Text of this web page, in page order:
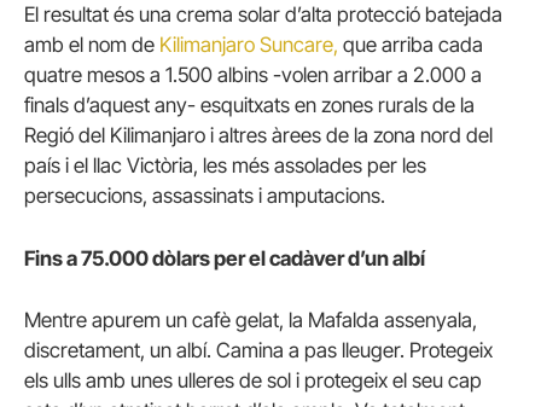
El resultat és una crema solar d’alta protecció batejada
amb el nom de Kilimanjaro Suncare, que arriba cada
quatre mesos a 1.500 albins -volen arribar a 2.000 a
finals d’aquest any- esquitxats en zones rurals de la
Regió del Kilimanjaro i altres àrees de la zona nord del
país i el llac Victòria, les més assolades per les
persecucions, assassinats i amputacions.
Fins a 75.000 dòlars per el cadàver d’un albí
Mentre apurem un cafè gelat, la Mafalda assenyala,
discretament, un albí. Camina a pas lleuger. Protegeix
els ulls amb unes ulleres de sol i protegeix el seu cap